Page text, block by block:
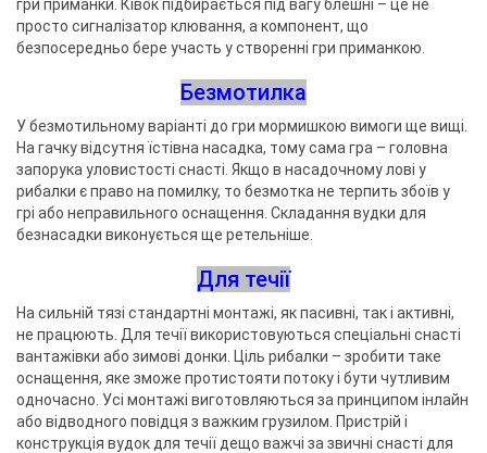
гри приманки. Ківок підбирається під вагу блешні – це не
просто сигналізатор клювання, а компонент, що
безпосередньо бере участь у створенні гри приманкою.
Безмотилка
У безмотильному варіанті до гри мормишкою вимоги ще вищі.
На гачку відсутня їстівна насадка, тому сама гра – головна
запорука уловистості снасті. Якщо в насадочному лові у
рибалки є право на помилку, то безмотка не терпить збоїв у
грі або неправильного оснащення. Складання вудки для
безнасадки виконується ще ретельніше.
Для течії
На сильній тязі стандартні монтажі, як пасивні, так і активні,
не працюють. Для течії використовуються спеціальні снасті
вантажівки або зимові донки. Ціль рибалки – зробити таке
оснащення, яке зможе протистояти потоку і бути чутливим
одночасно. Усі монтажі виготовляються за принципом інлайн
або відводного повідця з важким грузилом. Пристрій і
конструкція вудок для течії дещо важчі за звичні снасті для